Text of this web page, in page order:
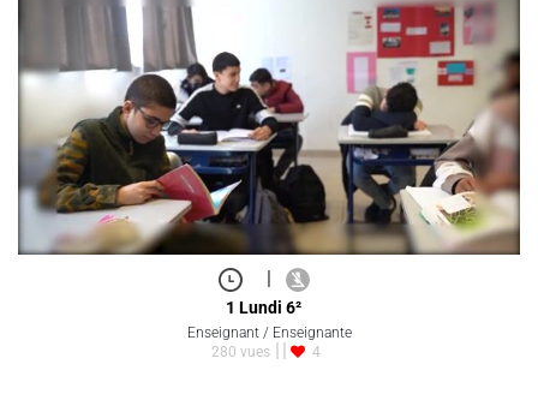
|
1 Lundi 6²
Enseignant / Enseignante
280 vues
4